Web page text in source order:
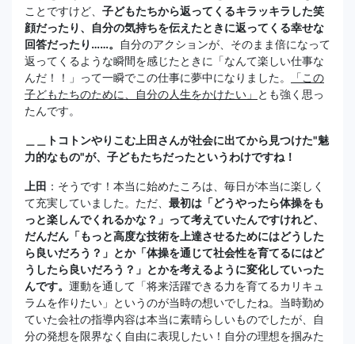
ことですけど、 子どもたちから返ってくるキラッキラした笑
顔だったり、自分の気持ちを伝えたときに返ってくる幸せな
回答だったり……。
自分のアクションが、そのまま倍になって
返ってくるような瞬間を感じたときに「なんて楽しい仕事な
んだ！！」って一瞬でこの仕事に夢中になりました。
「この
子どもたちのために、自分の人生をかけたい」 とも強く思っ
たんです。
＿＿トコトンやりこむ上田さんが社会に出てから見つけた"魅
力的なもの"が、子どもたちだったというわけですね！
上田 ：そうです！本当に始めたころは、毎日が本当に楽しく
て充実していました。ただ、 最初は「どうやったら体操をも
っと楽しんでくれるかな？」って考えていたんですけれど、
だんだん「もっと高度な技術を上達させるためにはどうした
ら良いだろう？」とか「体操を通じて社会性を育てるにはど
うしたら良いだろう？」とかを考えるように変化していった
んです。 運動を通して「将来活躍できる力を育てるカリキュ
ラムを作りたい」というのが当時の想いでしたね。当時勤め
ていた会社の指導内容は本当に素晴らしいものでしたが、自
分の発想を限界なく自由に表現したい！自分の理想を掴みた